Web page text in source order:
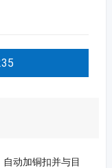
动加铜扣并与目